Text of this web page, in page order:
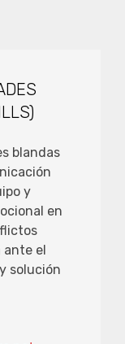
blandas
y
en
ante el
solución